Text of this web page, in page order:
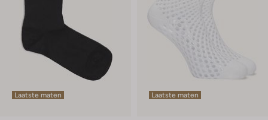
Laatste maten Laatste maten